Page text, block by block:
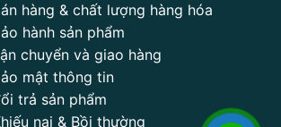
hàng & chất lượng hàng hóa
hành sản phẩm
chuyển và giao hàng
mật thông tin
trả sản phẩm
nại & Bồi thường